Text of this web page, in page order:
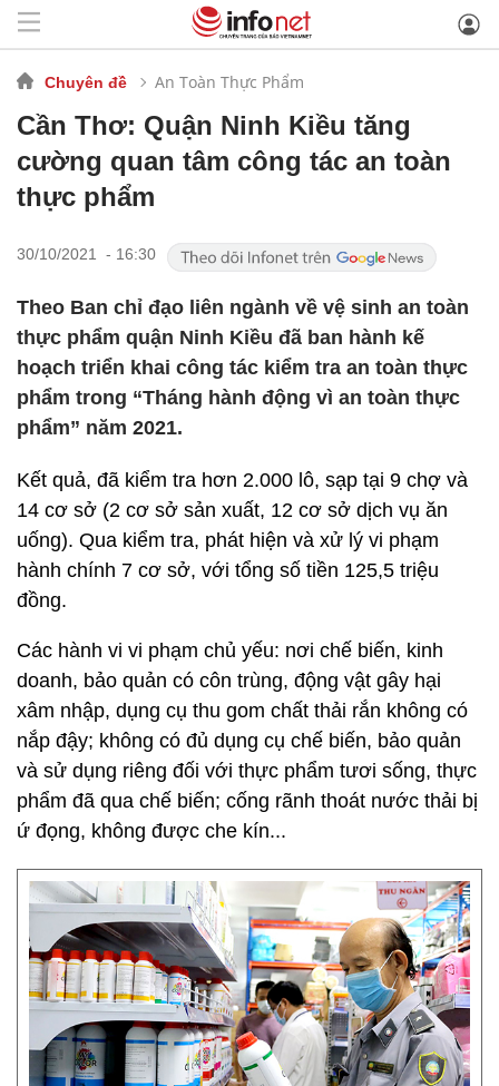
Chuyên đề An Toàn Thực Phẩm
Cần Thơ: Quận Ninh Kiều tăng
cường quan tâm công tác an toàn
thực phẩm
30/10/2021 - 16:30
Theo Ban chỉ đạo liên ngành về vệ sinh an toàn
thực phẩm quận Ninh Kiều đã ban hành kế
hoạch triển khai công tác kiểm tra an toàn thực
phẩm trong “Tháng hành động vì an toàn thực
phẩm” năm 2021.
Kết quả, đã kiểm tra hơn 2.000 lô, sạp tại 9 chợ và
14 cơ sở (2 cơ sở sản xuất, 12 cơ sở dịch vụ ăn
uống). Qua kiểm tra, phát hiện và xử lý vi phạm
hành chính 7 cơ sở, với tổng số tiền 125,5 triệu
đồng.
Các hành vi vi phạm chủ yếu: nơi chế biến, kinh
doanh, bảo quản có côn trùng, động vật gây hại
xâm nhập, dụng cụ thu gom chất thải rắn không có
nắp đậy; không có đủ dụng cụ chế biến, bảo quản
và sử dụng riêng đối với thực phẩm tươi sống, thực
phẩm đã qua chế biến; cống rãnh thoát nước thải bị
ứ đọng, không được che kín...